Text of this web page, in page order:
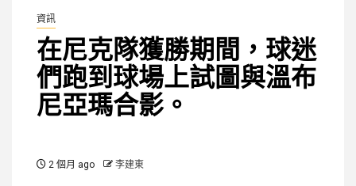
資訊
在尼克隊獲勝期間，球迷
們跑到球場上試圖與溫布
尼亞瑪合影。
2 個月 ago 李建東